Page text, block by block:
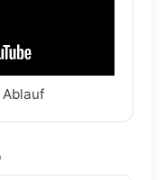
Ablauf